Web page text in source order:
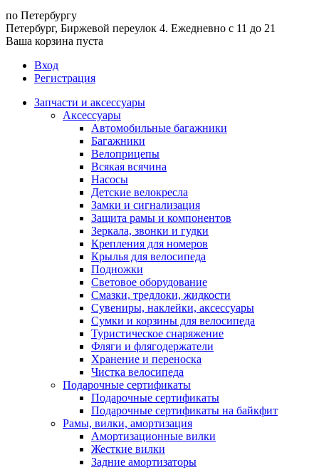
по Петербургу
Петербург, Биржевой переулок 4. Ежедневно с 11 до 21
Ваша корзина пуста
Вход
Регистрация
Запчасти и аксессуары
Аксессуары
Автомобильные багажники
Багажники
Велоприцепы
Всякая всячина
Насосы
Детские велокресла
Замки и сигнализация
Защита рамы и компонентов
Зеркала, звонки и гудки
Крепления для номеров
Крылья для велосипеда
Подножки
Световое оборудование
Смазки, тредлоки, жидкости
Сувениры, наклейки, аксессуары
Сумки и корзины для велосипеда
Туристическое снаряжение
Фляги и флягодержатели
Хранение и переноска
Чистка велосипеда
Подарочные сертификаты
Подарочные сертификаты
Подарочные сертификаты на байкфит
Рамы, вилки, амортизация
Амортизационные вилки
Жесткие вилки
Задние амортизаторы